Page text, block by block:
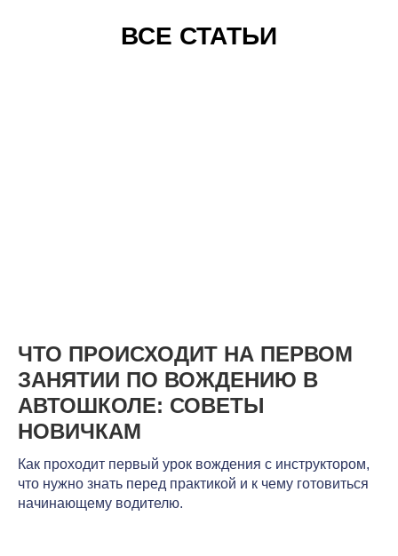
ВСЕ СТАТЬИ
ЧТО ПРОИСХОДИТ НА ПЕРВОМ
ЗАНЯТИИ ПО ВОЖДЕНИЮ В
АВТОШКОЛЕ: СОВЕТЫ
НОВИЧКАМ
Как проходит первый урок вождения с инструктором,
что нужно знать перед практикой и к чему готовиться
начинающему водителю.